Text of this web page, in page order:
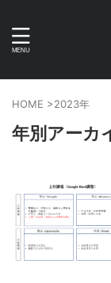
HOME >2023年
年別アーカ